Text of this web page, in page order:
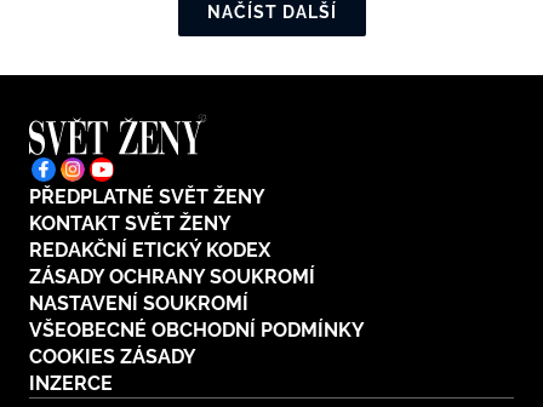
NAČÍST DALŠÍ
PŘEDPLATNÉ SVĚT ŽENY
KONTAKT SVĚT ŽENY
REDAKČNÍ ETICKÝ KODEX
ZÁSADY OCHRANY SOUKROMÍ
NASTAVENÍ SOUKROMÍ
VŠEOBECNÉ OBCHODNÍ PODMÍNKY
COOKIES ZÁSADY
INZERCE